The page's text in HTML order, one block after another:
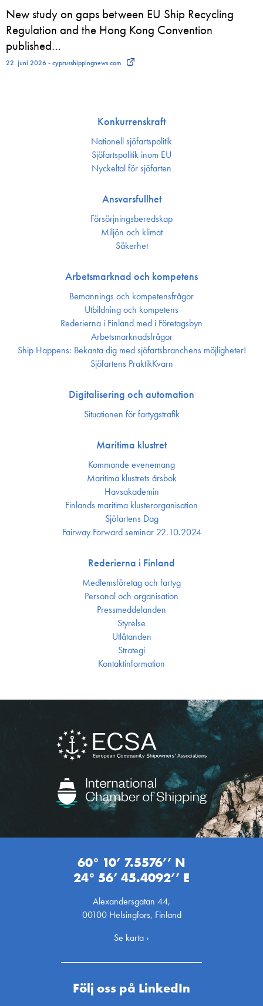
New study on gaps between EU Ship Recycling
Regulation and the Hong Kong Convention
published…
22. juni 2026 - cyprusshippingnews.com
Konkurrenskraft
Nationell sjöfartspolitik
Sjöfarts­politik inom EU
Nyckeltal för sjöfarten
Ansvarsfullhet
Försörjnings­beredskap
Miljön och klimat
Säkerhet
Arbetsmarknad och kompetens
Bemannings och kompetens­frågor
Utbildning och kompetens
Rederierna i Finland med i Företagsbyn
Arbetsmarknadsfrågor
Ship Happens: Bekanta dig med sjöfartsbranchens möjligheter!
Sjöfartens PraktikKvarn
Digitalisering och automation
Situationen för fartygstrafik
Maritima klustret
Kommande evenemang
Maritima klustrets årsbok
Havsakademin
Finlands maritima kluster­organisation
Sjöfartens Dag
Fairway Forward seminar 22.10.2024
Rederierna i Finland
Medlemsföretag och fartyg
Personal och organisation
Press­meddelanden
Styrelse
Utlåtanden
Strategi
Kontakt­information
60° 10’ 7.5576’’ N
24° 56’ 45.4092’’ E
Alexandersgatan 44,
00100 Helsingfors, Finland
Se karta ›
Följ oss på LinkedIn